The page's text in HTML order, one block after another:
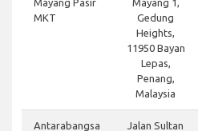
Mayang Pasir
MKT
Mayang 1,
Gedung
Heights,
11950 Bayan
Lepas,
Penang,
Malaysia
Antarabangsa
Jalan Sultan